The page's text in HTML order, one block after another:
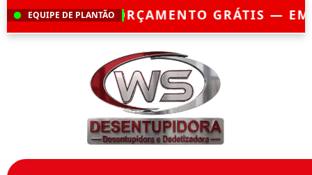
EQUIPE DE PLANTÃOCHEGAMOS EM ATÉ 30